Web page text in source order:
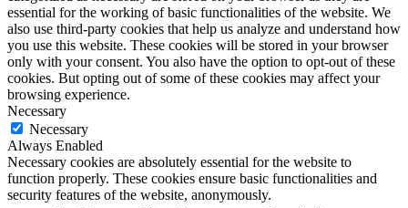
essential for the working of basic functionalities of the website. We
also use third-party cookies that help us analyze and understand how
you use this website. These cookies will be stored in your browser
only with your consent. You also have the option to opt-out of these
cookies. But opting out of some of these cookies may affect your
browsing experience.
Necessary
Necessary
Always Enabled
Necessary cookies are absolutely essential for the website to
function properly. These cookies ensure basic functionalities and
security features of the website, anonymously.